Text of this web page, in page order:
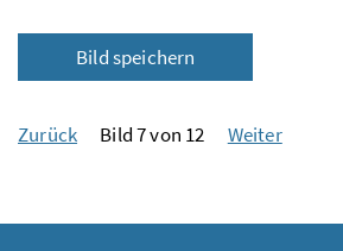
Bild speichern
Zurück Bild 7 von 12 Weiter